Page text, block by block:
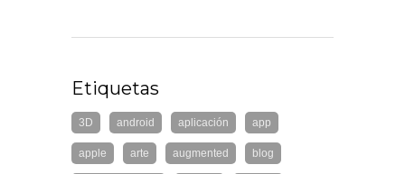
Etiquetas
3D android aplicación app
apple arte augmented blog